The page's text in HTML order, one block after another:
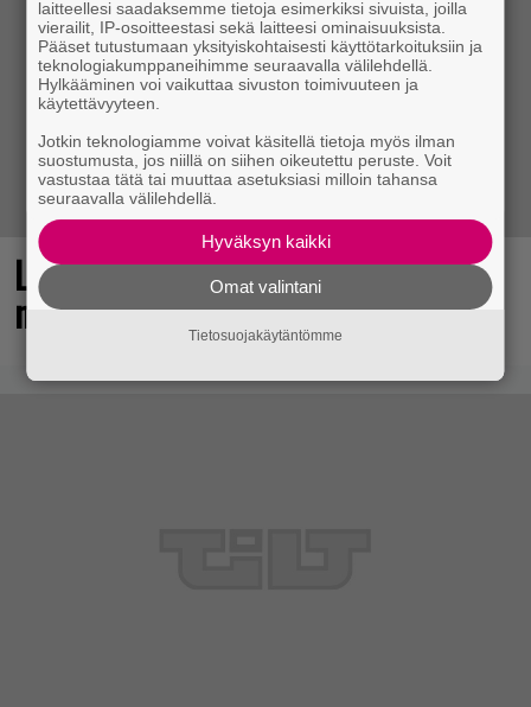
Loistopeli Steamistä maksutta –
mutta pidä kiirettä lataamisen kanssa
laitteellesi saadaksemme tietoja esimerkiksi sivuista, joilla
vierailit, IP-osoitteestasi sekä laitteesi ominaisuuksista.
Pääset tutustumaan yksityiskohtaisesti käyttötarkoituksiin ja
teknologiakumppaneihimme seuraavalla välilehdellä.
Hylkääminen voi vaikuttaa sivuston toimivuuteen ja
käytettävyyteen.
Jotkin teknologiamme voivat käsitellä tietoja myös ilman
suostumusta, jos niillä on siihen oikeutettu peruste. Voit
vastustaa tätä tai muuttaa asetuksiasi milloin tahansa
seuraavalla välilehdellä.
Hyväksyn kaikki
Omat valintani
Tietosuojakäytäntömme